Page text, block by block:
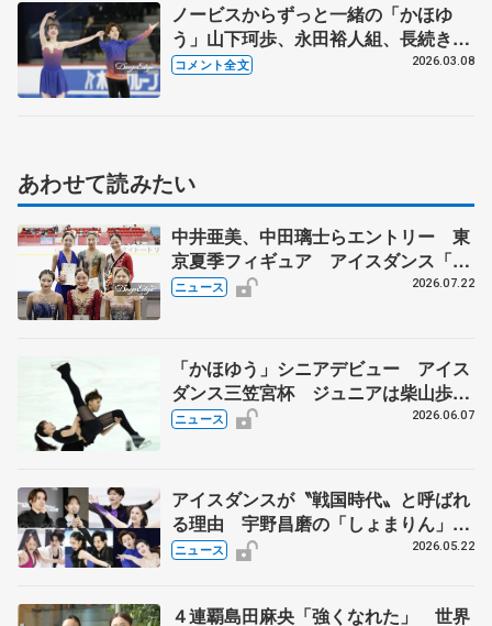
ノービスからずっと一緒の「かほゆ
う」山下珂歩、永田裕人組、長続きの
秘密は「けんかを…持ち越さない」
コメント全文 2026.03.08
あわせて読みたい
中井亜美、中田璃士らエントリー 東
京夏季フィギュア アイスダンス「か
ほゆう」や矢島榛乃、北村凌大組も
ニュース 2026.07.22
「かほゆう」シニアデビュー アイス
ダンス三笠宮杯 ジュニアは柴山歩、
木村智貴組がV
ニュース 2026.06.07
アイスダンスが〝戦国時代〟と呼ばれ
る理由 宇野昌磨の「しょまりん」ら
実力者が相次いで参戦 国内の競争激
ニュース 2026.05.22
４連覇島田麻央「強くなれた」 世界